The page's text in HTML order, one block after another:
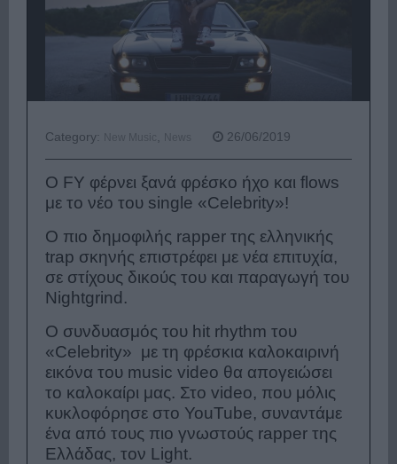
Category: New Music News 26/06/2019
O FY φέρνει ξανά φρέσκο ήχο και flows
με το νέο του single «Celebrity»!
Ο πιο δημοφιλής rapper της ελληνικής
trap σκηνής επιστρέφει με νέα επιτυχία,
σε στίχους δικούς του και παραγωγή του
Nightgrind.
Ο συνδυασμός του hit rhythm του
«Celebrity» με τη φρέσκια καλοκαιρινή
εικόνα του music video θα απογειώσει
το καλοκαίρι μας. Στο video, που μόλις
κυκλοφόρησε στο YouTube, συναντάμε
ένα από τους πιο γνωστούς rapper της
Ελλάδας, τον Light.